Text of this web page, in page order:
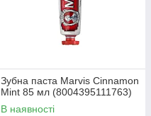
Зубна паста Marvis Cinnamon
Mint 85 мл (8004395111763)
В наявності